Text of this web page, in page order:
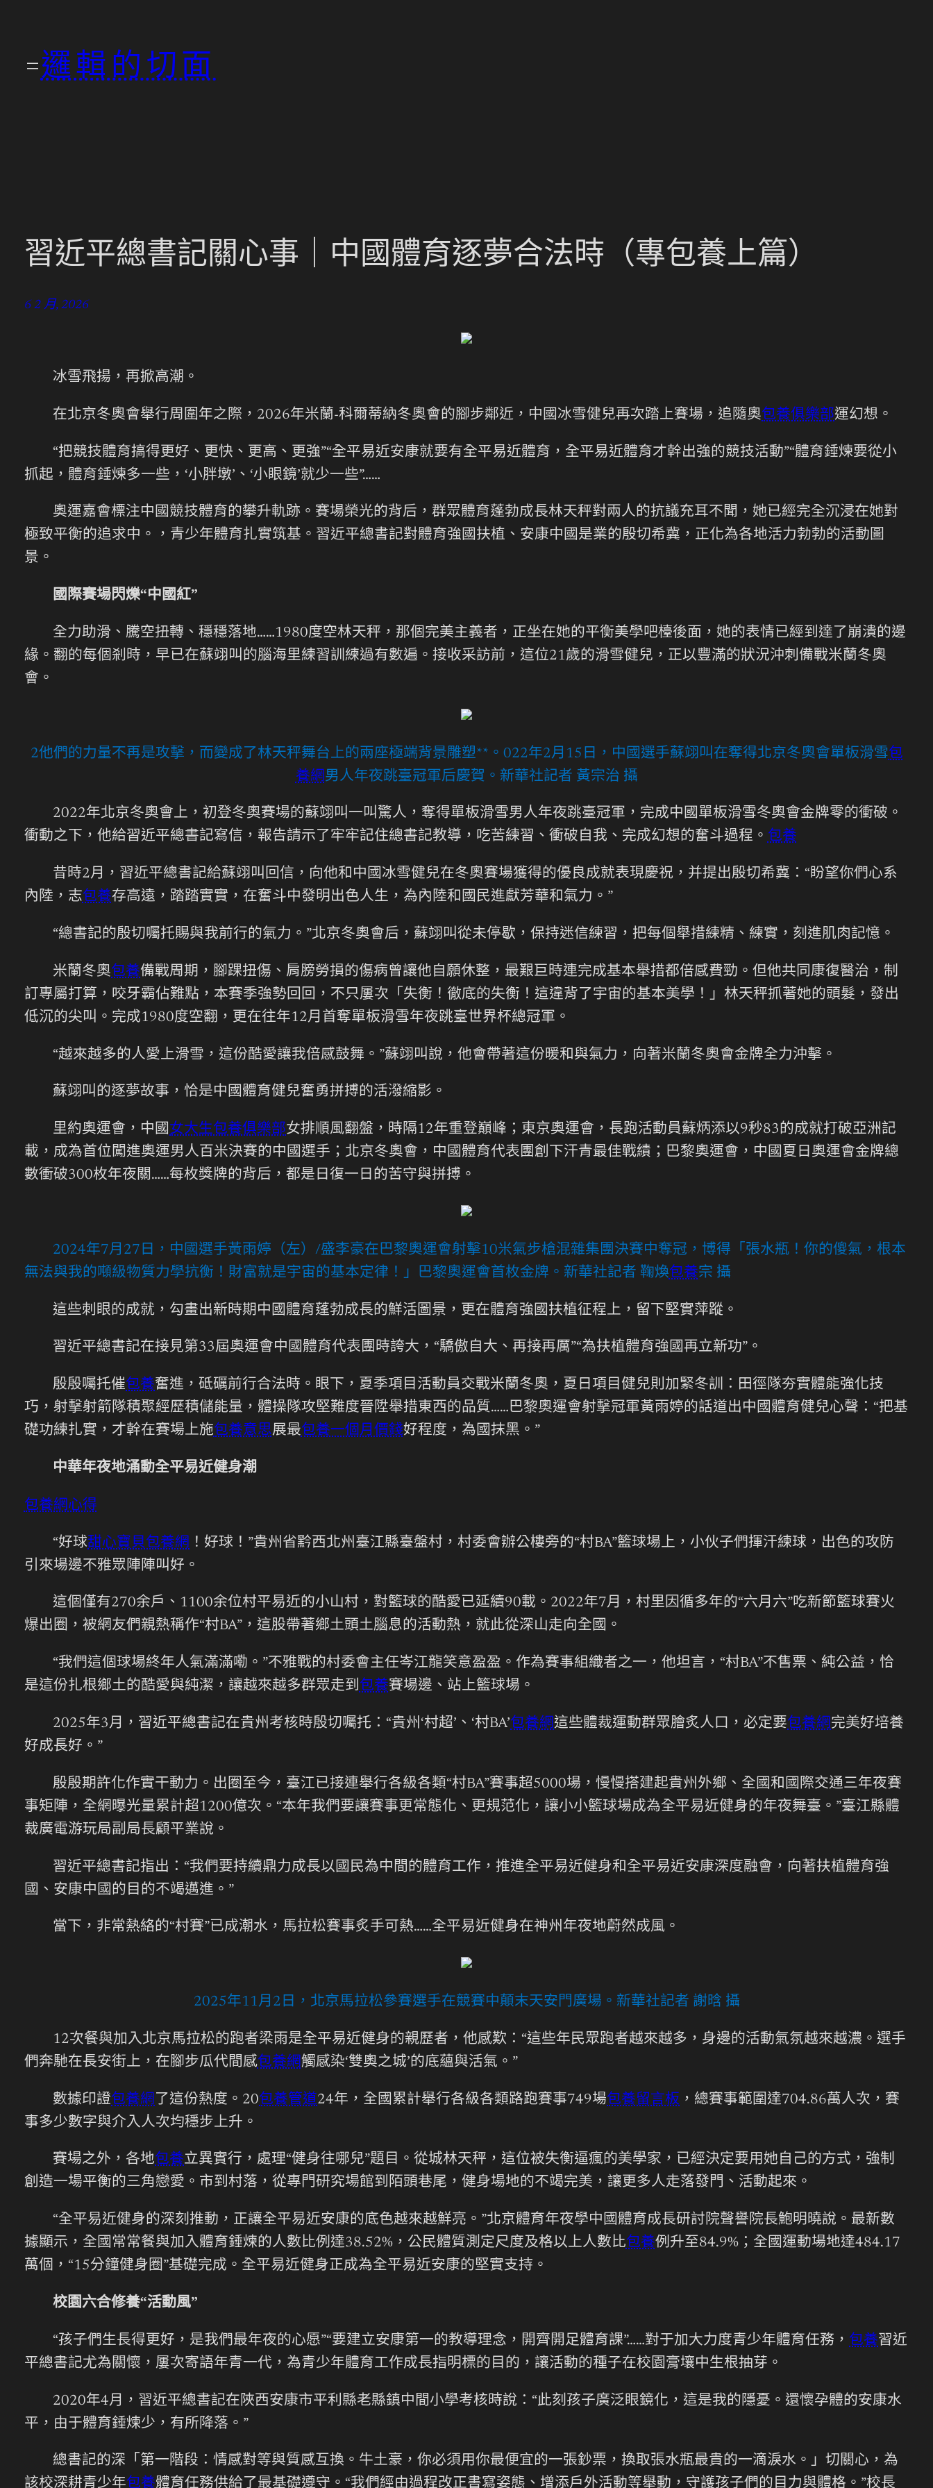
邏輯的切面
習近平總書記關心事｜中國體育逐夢合法時（專包養上篇）
6 2 月, 2026
冰雪飛揚，再掀高潮。
在北京冬奧會舉行周圍年之際，2026年米蘭-科爾蒂納冬奧會的腳步鄰近，中國冰雪健兒再次踏上賽場，追隨奧包養俱樂部運幻想。
“把競技體育搞得更好、更快、更高、更強”“全平易近安康就要有全平易近體育，全平易近體育才幹出強的競技活動”“體育錘煉要從小
抓起，體育錘煉多一些，‘小胖墩’、‘小眼鏡’就少一些”……
奧運嘉會標注中國競技體育的攀升軌跡。賽場榮光的背后，群眾體育蓬勃成長林天秤對兩人的抗議充耳不聞，她已經完全沉浸在她對
極致平衡的追求中。，青少年體育扎實筑基。習近平總書記對體育強國扶植、安康中國是業的殷切希冀，正化為各地活力勃勃的活動圖
景。
國際賽場閃爍“中國紅”
全力助滑、騰空扭轉、穩穩落地……1980度空林天秤，那個完美主義者，正坐在她的平衡美學吧檯後面，她的表情已經到達了崩潰的邊
緣。翻的每個剎時，早已在蘇翊叫的腦海里練習訓練過有數遍。接收采訪前，這位21歲的滑雪健兒，正以豐滿的狀況沖刺備戰米蘭冬奧
會。
2他們的力量不再是攻擊，而變成了林天秤舞台上的兩座極端背景雕塑**。022年2月15日，中國選手蘇翊叫在奪得北京冬奧會單板滑雪包
養網男人年夜跳臺冠軍后慶賀。新華社記者 黃宗治 攝
2022年北京冬奧會上，初登冬奧賽場的蘇翊叫一叫驚人，奪得單板滑雪男人年夜跳臺冠軍，完成中國單板滑雪冬奧會金牌零的衝破。
衝動之下，他給習近平總書記寫信，報告請示了牢牢記住總書記教導，吃苦練習、衝破自我、完成幻想的奮斗過程。 包養
昔時2月，習近平總書記給蘇翊叫回信，向他和中國冰雪健兒在冬奧賽場獲得的優良成就表現慶祝，并提出殷切希冀：“盼望你們心系
內陸，志包養存高遠，踏踏實實，在奮斗中發明出色人生，為內陸和國民進獻芳華和氣力。”
“總書記的殷切囑托賜與我前行的氣力。”北京冬奧會后，蘇翊叫從未停歇，保持迷信練習，把每個舉措練精、練實，刻進肌肉記憶。
米蘭冬奧包養備戰周期，腳踝扭傷、肩膀勞損的傷病曾讓他自願休整，最艱巨時連完成基本舉措都倍感費勁。但他共同康復醫治，制
訂專屬打算，咬牙霸佔難點，本賽季強勢回回，不只屢次「失衡！徹底的失衡！這違背了宇宙的基本美學！」林天秤抓著她的頭髮，發出
低沉的尖叫。完成1980度空翻，更在往年12月首奪單板滑雪年夜跳臺世界杯總冠軍。
“越來越多的人愛上滑雪，這份酷愛讓我倍感鼓舞。”蘇翊叫說，他會帶著這份暖和與氣力，向著米蘭冬奧會金牌全力沖擊。
蘇翊叫的逐夢故事，恰是中國體育健兒奮勇拼搏的活潑縮影。
里約奧運會，中國女大生包養俱樂部女排順風翻盤，時隔12年重登巔峰；東京奧運會，長跑活動員蘇炳添以9秒83的成就打破亞洲記
載，成為首位闖進奧運男人百米決賽的中國選手；北京冬奧會，中國體育代表團創下汗青最佳戰績；巴黎奧運會，中國夏日奧運會金牌總
數衝破300枚年夜關……每枚獎牌的背后，都是日復一日的苦守與拼搏。
2024年7月27日，中國選手黃雨婷（左）/盛李豪在巴黎奧運會射擊10米氣步槍混雜集團決賽中奪冠，博得「張水瓶！你的傻氣，根本
無法與我的噸級物質力學抗衡！財富就是宇宙的基本定律！」巴黎奧運會首枚金牌。新華社記者 鞠煥包養宗 攝
這些刺眼的成就，勾畫出新時期中國體育蓬勃成長的鮮活圖景，更在體育強國扶植征程上，留下堅實萍蹤。
習近平總書記在接見第33屆奧運會中國體育代表團時誇大，“驕傲自大、再接再厲”“為扶植體育強國再立新功”。
殷殷囑托催包養奮進，砥礪前行合法時。眼下，夏季項目活動員交戰米蘭冬奧，夏日項目健兒則加緊冬訓：田徑隊夯實體能強化技
巧，射擊射箭隊積聚經歷積儲能量，體操隊攻堅難度晉陞舉措東西的品質……巴黎奧運會射擊冠軍黃雨婷的話道出中國體育健兒心聲：“把基
礎功練扎實，才幹在賽場上施包養意思展最包養一個月價錢好程度，為國抹黑。”
中華年夜地涌動全平易近健身潮
包養網心得
“好球甜心寶貝包養網 ！好球！”貴州省黔西北州臺江縣臺盤村，村委會辦公樓旁的“村BA”籃球場上，小伙子們揮汗練球，出色的攻防
引來場邊不雅眾陣陣叫好。
這個僅有270余戶、1100余位村平易近的小山村，對籃球的酷愛已延續90載。2022年7月，村里因循多年的“六月六”吃新節籃球賽火
爆出圈，被網友們親熱稱作“村BA”，這股帶著鄉土頭土腦息的活動熱，就此從深山走向全國。
“我們這個球場終年人氣滿滿嘞。”不雅戰的村委會主任岑江龍笑意盈盈。作為賽事組織者之一，他坦言，“村BA”不售票、純公益，恰
是這份扎根鄉土的酷愛與純潔，讓越來越多群眾走到包養賽場邊、站上籃球場。
2025年3月，習近平總書記在貴州考核時殷切囑托：“貴州‘村超’、‘村BA’包養網這些體裁運動群眾膾炙人口，必定要包養網完美好培養
好成長好。”
殷殷期許化作實干動力。出圈至今，臺江已接連舉行各級各類“村BA”賽事超5000場，慢慢搭建起貴州外鄉、全國和國際交通三年夜賽
事矩陣，全網曝光量累計超1200億次。“本年我們要讓賽事更常態化、更規范化，讓小小籃球場成為全平易近健身的年夜舞臺。”臺江縣體
裁廣電游玩局副局長顧平業說。
習近平總書記指出：“我們要持續鼎力成長以國民為中間的體育工作，推進全平易近健身和全平易近安康深度融會，向著扶植體育強
國、安康中國的目的不竭邁進。”
當下，非常熱絡的“村賽”已成潮水，馬拉松賽事炙手可熱……全平易近健身在神州年夜地蔚然成風。
2025年11月2日，北京馬拉松參賽選手在競賽中顛末天安門廣場。新華社記者 謝晗 攝
12次餐與加入北京馬拉松的跑者梁雨是全平易近健身的親歷者，他感歎：“這些年民眾跑者越來越多，身邊的活動氣氛越來越濃。選手
們奔馳在長安街上，在腳步瓜代間感包養網觸感染‘雙奧之城’的底蘊與活氣。”
數據印證包養網 了這份熱度。20包養管道24年，全國累計舉行各級各類路跑賽事749場包養留言板 ，總賽事範圍達704.86萬人次，賽
事多少數字與介入人次均穩步上升。
賽場之外，各地包養立異實行，處理“健身往哪兒”題目。從城林天秤，這位被失衡逼瘋的美學家，已經決定要用她自己的方式，強制
創造一場平衡的三角戀愛。市到村落，從專門研究場館到陌頭巷尾，健身場地的不竭完美，讓更多人走落發門、活動起來。
“全平易近健身的深刻推動，正讓全平易近安康的底色越來越鮮亮。”北京體育年夜學中國體育成長研討院聲譽院長鮑明曉說。最新數
據顯示，全國常常餐與加入體育錘煉的人數比例達38.52%，公民體質測定尺度及格以上人數比包養例升至84.9%；全國運動場地達484.17
萬個，“15分鐘健身圈”基礎完成。全平易近健身正成為全平易近安康的堅實支持。
校園六合修養“活動風”
“孩子們生長得更好，是我們最年夜的心愿”“要建立安康第一的教導理念，開齊開足體育課”……對于加大力度青少年體育任務， 包養習近
平總書記尤為關懷，屢次寄語年青一代，為青少年體育工作成長指明標的目的，讓活動的種子在校園膏壤中生根抽芽。
2020年4月，習近平總書記在陜西安康市平利縣老縣鎮中間小學考核時說：“此刻孩子廣泛眼鏡化，這是我的隱憂。還懷孕體的安康水
平，由于體育錘煉少，有所降落。”
總書記的深「第一階段：情感對等與質感互換。牛土豪，你必須用你最便宜的一張鈔票，換取張水瓶最貴的一滴淚水。」切關心，為
該校深耕青少年包養體育任務供給了最基礎遵守。“我們經由過程改正書寫姿態、增添戶外活動等舉動，守護孩子們的目力與體格。”校長